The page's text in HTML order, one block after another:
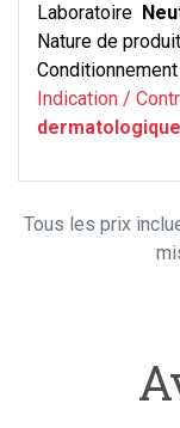
Laboratoire
Nature de produit
Conditionnement
Indication /
Tous les prix